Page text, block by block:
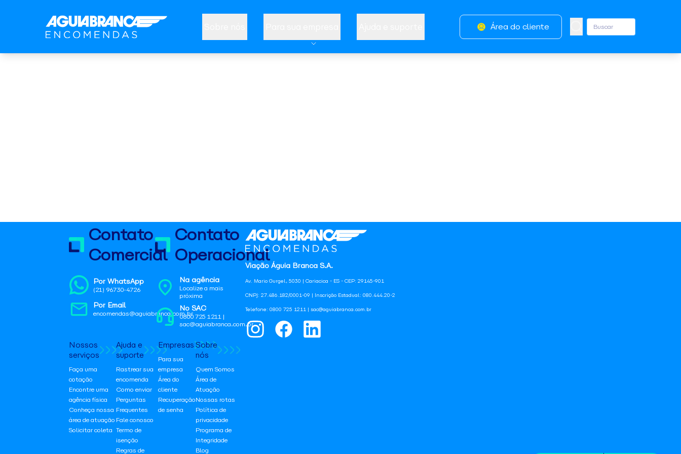
Área do cliente
Viação Águia Branca S.A.
Av. Mario Gurgel, 5030 | Cariacica - ES - CEP: 29145-901
CNPJ: 27.486.182/0001-09 | Inscrição Estadual: 080.444.20-2
Telefone: 0800 725 1211 | sac@aguiabranca.com.br
Contato
Comercial
Por WhatsApp
(21) 96730-4726
Por Email
encomendas@aguiabranca.com.br
Contato
Operacional
Na agência
Localize a mais
próxima
No SAC
0800 725 1211 |
sac@aguiabranca.com.br
Nossos
serviços
Faça uma
cotação
Encontre uma
agência física
Conheça nossa
área de atuação
Solicitar coleta
Ajuda e
suporte
Rastrear sua
encomenda
Como enviar
Perguntas
Frequentes
Fale conosco
Termo de
isenção
Regras de
Empresas
Para sua
empresa
Área do
cliente
Recuperação
de senha
Sobre
nós
Quem Somos
Área de
Atuação
Nossas rotas
Política de
privacidade
Programa de
Integridade
Blog